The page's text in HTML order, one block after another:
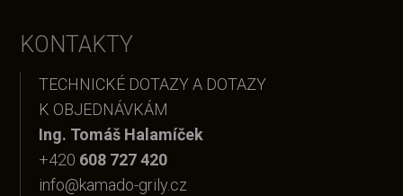
KONTAKTY
TECHNICKÉ DOTAZY A DOTAZY
K OBJEDNÁVKÁM
Ing. Tomáš Halamíček
+420 608 727 420
info@kamado-grily.cz